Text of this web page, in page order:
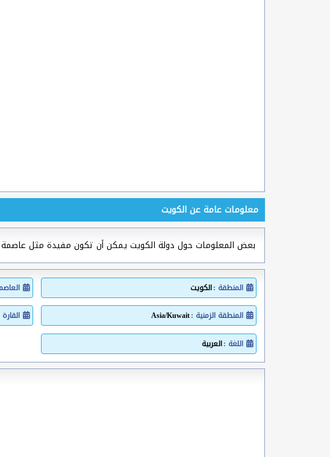
معلومات عامة عن الكويت
بعض المعلومات حول دولة الكويت يمكن أن تكون مفيدة مثل عاصمة
المنطقة :الكويت
المنطقة الزمنية :Asia/Kuwait
اللغة :العربية